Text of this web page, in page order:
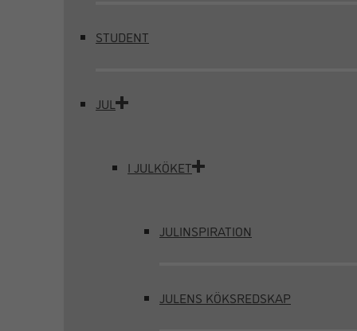
STUDENT
JUL
I JULKÖKET
JULINSPIRATION
JULENS KÖKSREDSKAP